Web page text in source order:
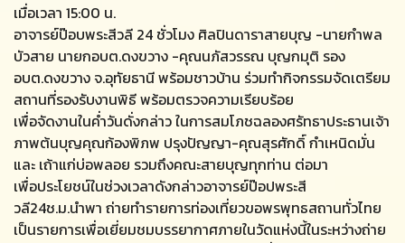
เมื่อเวลา 15:00 น.
อาจารย์ป๊อบพระสีวลี 24 ชั่วโมง ศิลปินดาราสายบุญ -นายกำพล
บัวสาย นายกอบต.ดงขวาง -คุณนภัสวรรณ บุญกมุติ รอง
อบต.ดงขวาง จ.อุทัยธานี พร้อมชาวบ้าน ร่วมทำกิจกรรมจัดเตรียม
สถานที่รองรับงานพิธี พร้อมตรวจความเรียบร้อย
เพื่อจัดงานในค่ำวันดั่งกล่าว ในการสมโภชฉลองศรัทธาประธานเจ้า
ภาพต้นบุญคุณก้องพิภพ ปรุงปัญญา-คุณสุรศักดิ์ กำเหนิดมั่น
และ เถ้าแก่บ่อพลอย รวมถึงคณะสายบุญทุกท่าน ต่อมา
เพื่อประโยชน์ในช่วงเวลาดังกล่าวอาจารย์ป๊อปพระสี
วลี24ช.ม.นำพา ถ่ายทำรายการท่องเที่ยวขอพรพุทธสถานทั่วไทย
เป็นรายการเพื่อเยี่ยมชมบรรยากาศภายในวัดแห่งนี้ในระหว่างถ่าย